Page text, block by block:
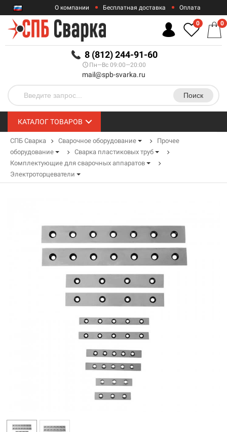
RUB
О компании Бесплатная доставка Оплата
Гарантии
8 (812) 244-91-60
Пн—Вс 09:00—20:00
mail@spb-svarka.ru
Поиск
0 0
КАТАЛОГ ТОВАРОВ
СПБ Сварка Сварочное оборудование
Прочее
оборудование
Сварка пластиковых труб
Комплектующие для сварочных аппаратов
Электроторцеватели